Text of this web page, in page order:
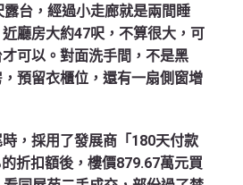
台，經過小走廊就是兩間睡
廳房大約47呎，不算很大，可
可以。對面洗手間，不是黑
預留衣櫃位，還有一扇側窗增
，採用了發展商「180天付款
折扣額後，樓價879.67萬元買